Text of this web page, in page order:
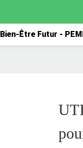
Bien-Être Futur -